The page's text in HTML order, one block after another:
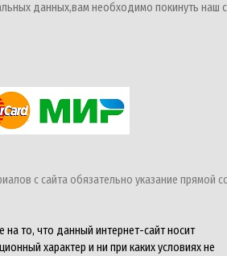
данных,вам необходимо покинуть наш
с сайта обязательно указание прямой
то, что данный интернет-сайт носит
характер и ни при каких условиях не